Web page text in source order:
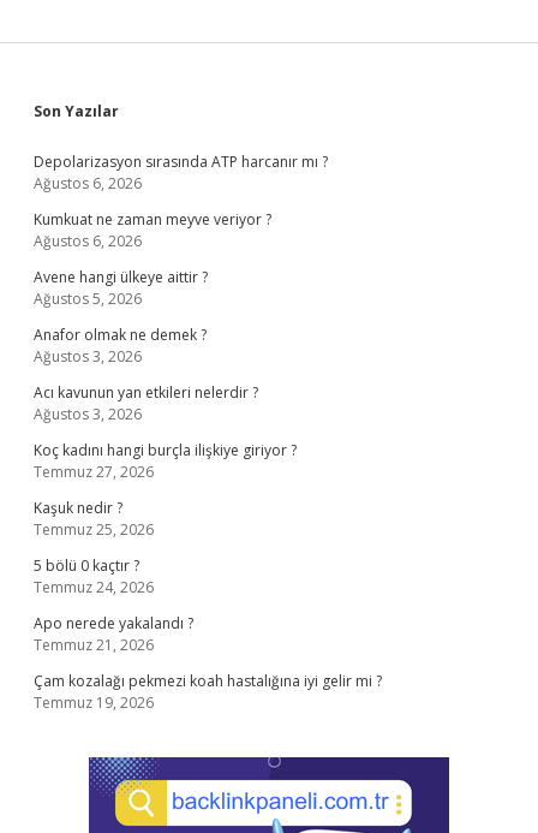
Sidebar
Son Yazılar
Depolarizasyon sırasında ATP harcanır mı ?
Ağustos 6, 2026
Kumkuat ne zaman meyve veriyor ?
Ağustos 6, 2026
Avene hangi ülkeye aittir ?
Ağustos 5, 2026
Anafor olmak ne demek ?
Ağustos 3, 2026
Acı kavunun yan etkileri nelerdir ?
Ağustos 3, 2026
Koç kadını hangi burçla ilişkiye giriyor ?
Temmuz 27, 2026
Kaşuk nedir ?
Temmuz 25, 2026
5 bölü 0 kaçtır ?
Temmuz 24, 2026
Apo nerede yakalandı ?
Temmuz 21, 2026
Çam kozalağı pekmezi koah hastalığına iyi gelir mi ?
Temmuz 19, 2026